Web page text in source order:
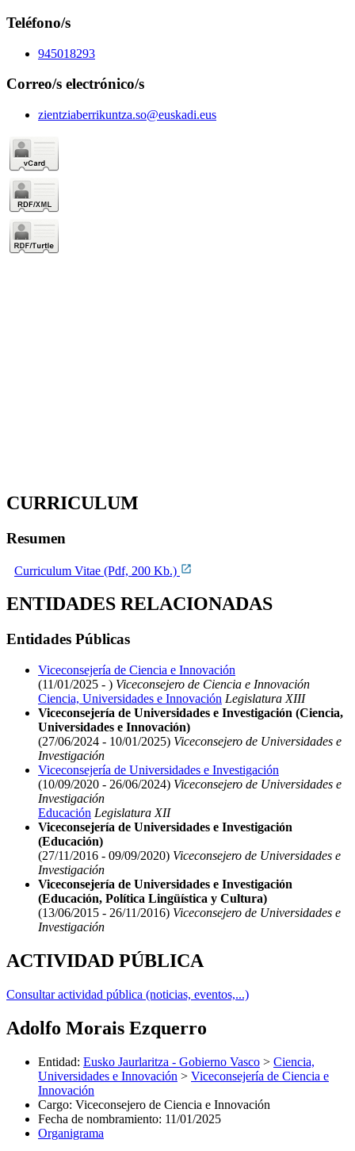
Teléfono/s
945018293
Correo/s electrónico/s
zientziaberrikuntza.so@euskadi.eus
CURRICULUM
Resumen
Curriculum Vitae (Pdf, 200 Kb.)
ENTIDADES RELACIONADAS
Entidades Públicas
Viceconsejería de Ciencia e Innovación
(11/01/2025 - ) Viceconsejero de Ciencia e Innovación
Ciencia, Universidades e Innovación Legislatura XIII
Viceconsejería de Universidades e Investigación (Ciencia,
Universidades e Innovación)
(27/06/2024 - 10/01/2025) Viceconsejero de Universidades e
Investigación
Viceconsejería de Universidades e Investigación
(10/09/2020 - 26/06/2024) Viceconsejero de Universidades e
Investigación
Educación Legislatura XII
Viceconsejería de Universidades e Investigación
(Educación)
(27/11/2016 - 09/09/2020) Viceconsejero de Universidades e
Investigación
Viceconsejería de Universidades e Investigación
(Educación, Política Lingüística y Cultura)
(13/06/2015 - 26/11/2016) Viceconsejero de Universidades e
Investigación
ACTIVIDAD PÚBLICA
Consultar actividad pública (noticias, eventos,...)
Adolfo Morais Ezquerro
Entidad: Eusko Jaurlaritza - Gobierno Vasco > Ciencia,
Universidades e Innovación > Viceconsejería de Ciencia e
Innovación
Cargo: Viceconsejero de Ciencia e Innovación
Fecha de nombramiento: 11/01/2025
Organigrama